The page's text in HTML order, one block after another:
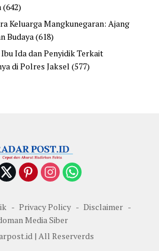
(642)
Keluarga Mangkunegaran: Ajang
Budaya (618)
Ida dan Penyidik Terkait
di Polres Jaksel (577)
Privacy Policy
Disclaimer
Media Siber
| All Reserverds